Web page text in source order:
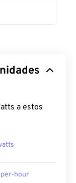
a estos
hour